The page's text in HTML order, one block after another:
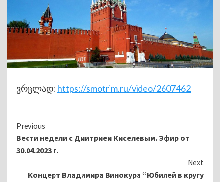
ვრცლად: https://smotrim.ru/video/2607462
Continue
Reading
Previous
Вести недели с Дмитрием Киселевым. Эфир от
30.04.2023 г.
Next
Концерт Владимира Винокура “Юбилей в кругу